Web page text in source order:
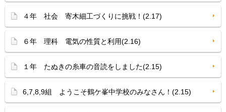
４年 社会 寄木細工づくりに挑戦！(2.17)
６年 理科 電気の性質と利用(2.16)
１年 たぬきの糸車の音読をしました(2.15)
6,7,8,9組 ようこそ鶴ケ峯中学校のみなさん！(2.15)